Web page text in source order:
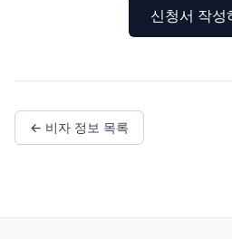
신청서 작성
← 비자 정보 목록